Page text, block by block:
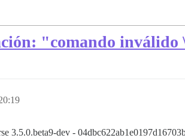
"comando
3.5.0.beta9-dev -